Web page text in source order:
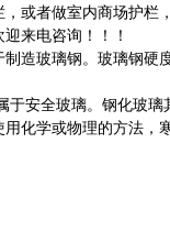
或者做室内商场护栏
来电咨询！！！
造玻璃钢。玻璃钢硬
于安全玻璃。钢化玻璃
化学或物理的方法，